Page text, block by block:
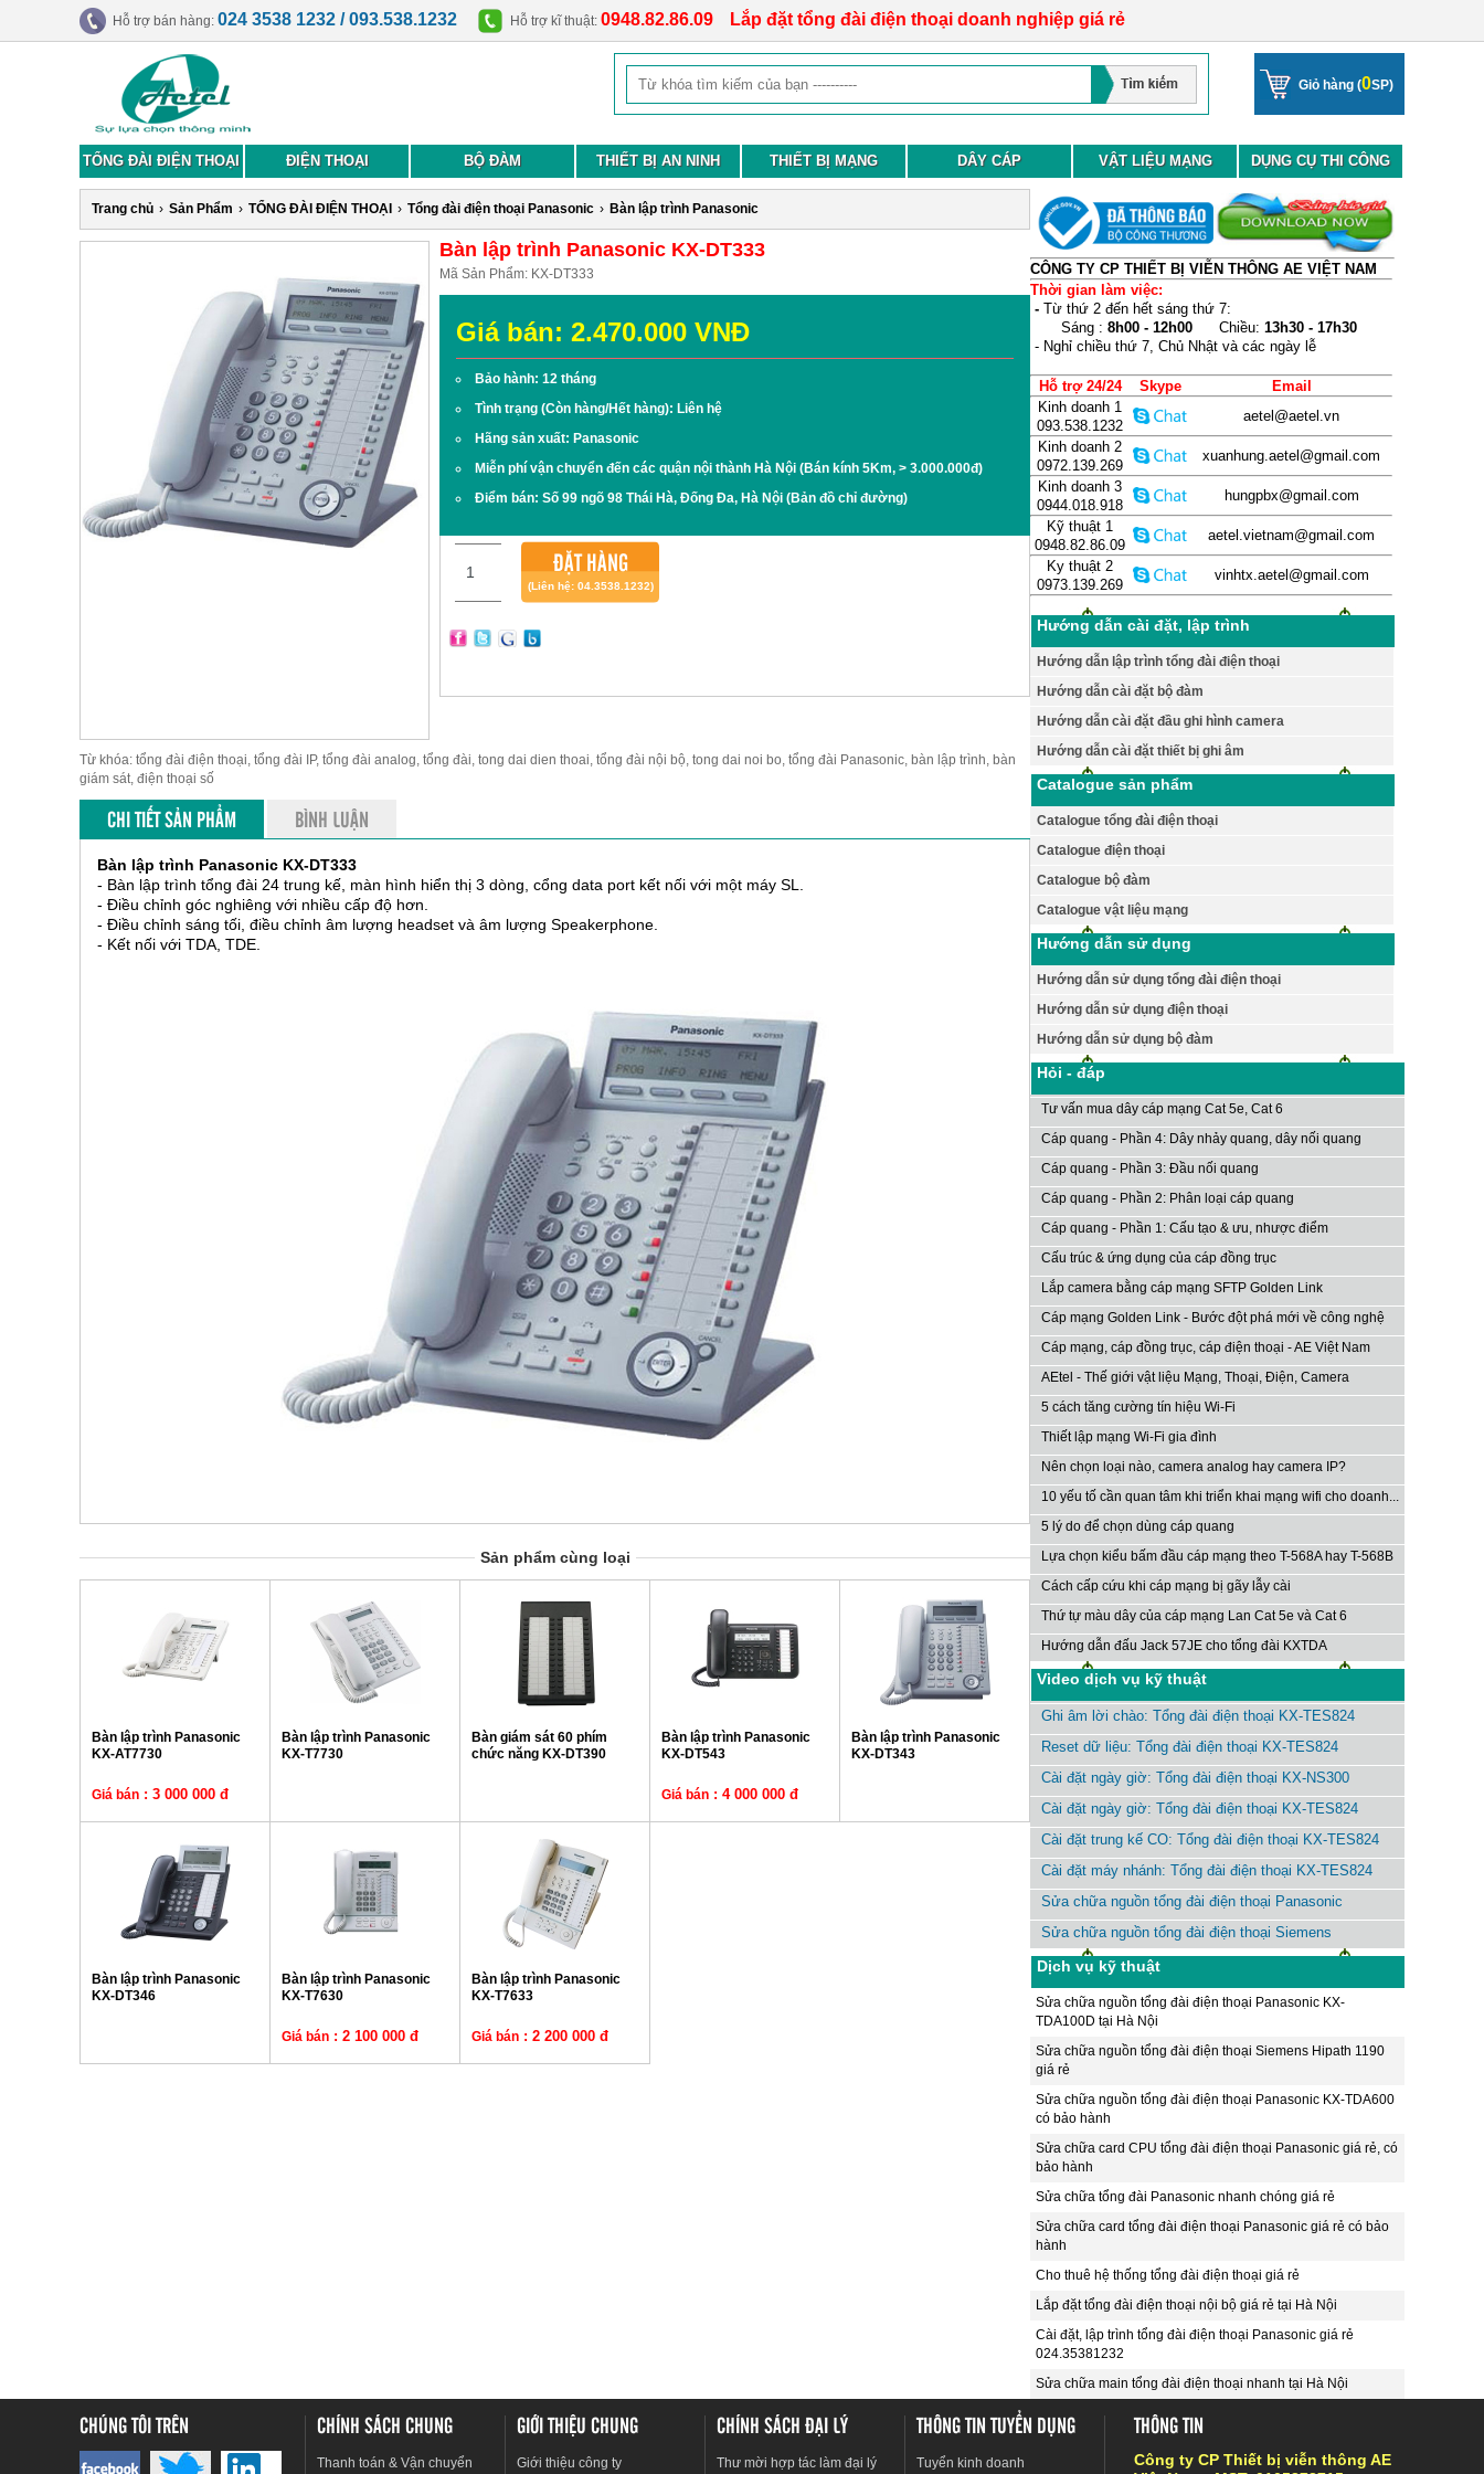
Hỗ trợ bán hàng: 024 3538 1232 / 093.538.1232 Hỗ trợ kĩ thuật: 0948.82.86.09 Lắp đặt tổng đài điện thoại doanh nghiệp giá rẻ
Giỏ hàng (0SP)
TỔNG ĐÀI ĐIỆN THOẠI ĐIỆN THOẠI BỘ ĐÀM THIẾT BỊ AN NINH THIẾT BỊ MẠNG DÂY CÁP VẬT LIỆU MẠNG DỤNG CỤ THI CÔNG
Trang chủ › Sản Phẩm › TỔNG ĐÀI ĐIỆN THOẠI › Tổng đài điện thoại Panasonic › Bàn lập trình Panasonic
Bàn lập trình Panasonic KX-DT333
Mã Sản Phẩm: KX-DT333
Giá bán: 2.470.000 VNĐ
Bảo hành: 12 tháng
Tình trạng (Còn hàng/Hết hàng): Liên hệ
Hãng sản xuất: Panasonic
Miễn phí vận chuyển đến các quận nội thành Hà Nội (Bán kính 5Km, > 3.000.000đ)
Điểm bán: Số 99 ngõ 98 Thái Hà, Đống Đa, Hà Nội (Bản đồ chỉ đường)
ĐẶT HÀNG
(Liên hệ: 04.3538.1232)
Từ khóa: tổng đài điện thoại, tổng đài IP, tổng đài analog, tổng đài, tong dai dien thoai, tổng đài nội bộ, tong dai noi bo, tổng đài Panasonic, bàn lập trình, bàn
giám sát, điện thoại số
CHI TIẾT SẢN PHẨM BÌNH LUẬN
Bàn lập trình Panasonic KX-DT333
- Bàn lập trình tổng đài 24 trung kế, màn hình hiển thị 3 dòng, cổng data port kết nối với một máy SL.
- Điều chỉnh góc nghiêng với nhiều cấp độ hơn.
- Điều chỉnh sáng tối, điều chỉnh âm lượng headset và âm lượng Speakerphone.
- Kết nối với TDA, TDE.
Sản phẩm cùng loại
Bàn lập trình Panasonic
KX-AT7730
Giá bán : 3 000 000 đ
Bàn lập trình Panasonic
KX-T7730
Bàn giám sát 60 phím
chức năng KX-DT390
Bàn lập trình Panasonic
KX-DT543
Giá bán : 4 000 000 đ
Bàn lập trình Panasonic
KX-DT343
Bàn lập trình Panasonic
KX-DT346
Bàn lập trình Panasonic
KX-T7630
Giá bán : 2 100 000 đ
Bàn lập trình Panasonic
KX-T7633
Giá bán : 2 200 000 đ
CÔNG TY CP THIẾT BỊ VIỄN THÔNG AE VIỆT NAM
Thời gian làm việc:
- Từ thứ 2 đến hết sáng thứ 7:
Sáng : 8h00 - 12h00 Chiều: 13h30 - 17h30
- Nghỉ chiều thứ 7, Chủ Nhật và các ngày lễ
Hỗ trợ 24/24 Skype
Email
Kinh doanh 1
093.538.1232
aetel@aetel.vn
Kinh doanh 2
0972.139.269
xuanhung.aetel@gmail.com
Kinh doanh 3
0944.018.918
hungpbx@gmail.com
Kỹ thuật 1
0948.82.86.09
aetel.vietnam@gmail.com
Ky thuật 2
0973.139.269
vinhtx.aetel@gmail.com
Hướng dẫn cài đặt, lập trình
Hướng dẫn lập trình tổng đài điện thoại
Hướng dẫn cài đặt bộ đàm
Hướng dẫn cài đặt đầu ghi hình camera
Hướng dẫn cài đặt thiết bị ghi âm
Catalogue sản phẩm
Catalogue tổng đài điện thoại
Catalogue điện thoại
Catalogue bộ đàm
Catalogue vật liệu mạng
Hướng dẫn sử dụng
Hướng dẫn sử dụng tổng đài điện thoại
Hướng dẫn sử dụng điện thoại
Hướng dẫn sử dụng bộ đàm
Hỏi - đáp
Tư vấn mua dây cáp mạng Cat 5e, Cat 6
Cáp quang - Phần 4: Dây nhảy quang, dây nối quang
Cáp quang - Phần 3: Đầu nối quang
Cáp quang - Phần 2: Phân loại cáp quang
Cáp quang - Phần 1: Cấu tạo & ưu, nhược điểm
Cấu trúc & ứng dụng của cáp đồng trục
Lắp camera bằng cáp mạng SFTP Golden Link
Cáp mạng Golden Link - Bước đột phá mới về công nghệ
Cáp mạng, cáp đồng trục, cáp điện thoại - AE Việt Nam
AEtel - Thế giới vật liệu Mạng, Thoại, Điện, Camera
5 cách tăng cường tín hiệu Wi-Fi
Thiết lập mạng Wi-Fi gia đình
Nên chọn loại nào, camera analog hay camera IP?
10 yếu tố cần quan tâm khi triển khai mạng wifi cho doanh...
5 lý do để chọn dùng cáp quang
Lựa chọn kiểu bấm đầu cáp mạng theo T-568A hay T-568B
Cách cấp cứu khi cáp mạng bị gãy lẫy cài
Thứ tự màu dây của cáp mạng Lan Cat 5e và Cat 6
Hướng dẫn đấu Jack 57JE cho tổng đài KXTDA
Video dịch vụ kỹ thuật
Ghi âm lời chào: Tổng đài điện thoại KX-TES824
Reset dữ liệu: Tổng đài điện thoại KX-TES824
Cài đặt ngày giờ: Tổng đài điện thoại KX-NS300
Cài đặt ngày giờ: Tổng đài điện thoại KX-TES824
Cài đặt trung kế CO: Tổng đài điện thoại KX-TES824
Cài đặt máy nhánh: Tổng đài điện thoại KX-TES824
Sửa chữa nguồn tổng đài điện thoại Panasonic
Sửa chữa nguồn tổng đài điện thoại Siemens
Dịch vụ kỹ thuật
Sửa chữa nguồn tổng đài điện thoại Panasonic KX-
TDA100D tại Hà Nội
Sửa chữa nguồn tổng đài điện thoại Siemens Hipath 1190
giá rẻ
Sửa chữa nguồn tổng đài điện thoại Panasonic KX-TDA600
có bảo hành
Sửa chữa card CPU tổng đài điện thoại Panasonic giá rẻ, có
bảo hành
Sửa chữa tổng đài Panasonic nhanh chóng giá rẻ
Sửa chữa card tổng đài điện thoại Panasonic giá rẻ có bảo
hành
Cho thuê hệ thống tổng đài điện thoại giá rẻ
Lắp đặt tổng đài điện thoại nội bộ giá rẻ tại Hà Nội
Cài đặt, lập trình tổng đài điện thoại Panasonic giá rẻ
024.35381232
Sửa chữa main tổng đài điện thoại nhanh tại Hà Nội
CHÚNG TÔI TRÊN CHÍNH SÁCH CHUNG
Thanh toán & Vận chuyển
GIỚI THIỆU CHUNG
Giới thiệu công ty
CHÍNH SÁCH ĐẠI LÝ
Thư mời hợp tác làm đại lý
THÔNG TIN TUYỂN DỤNG
Tuyển kinh doanh
THÔNG TIN
Công ty CP Thiết bị viễn thông AE